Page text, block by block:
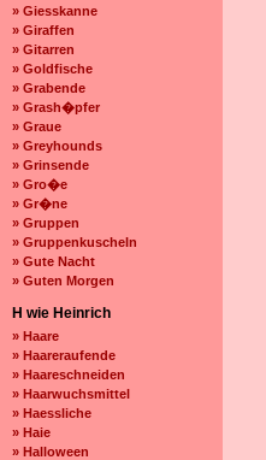
» Giesskanne
» Giraffen
» Gitarren
» Goldfische
» Grabende
» Grash�pfer
» Graue
» Greyhounds
» Grinsende
» Gro�e
» Gr�ne
» Gruppen
» Gruppenkuscheln
» Gute Nacht
» Guten Morgen
H wie Heinrich
» Haare
» Haareraufende
» Haareschneiden
» Haarwuchsmittel
» Haessliche
» Haie
» Halloween